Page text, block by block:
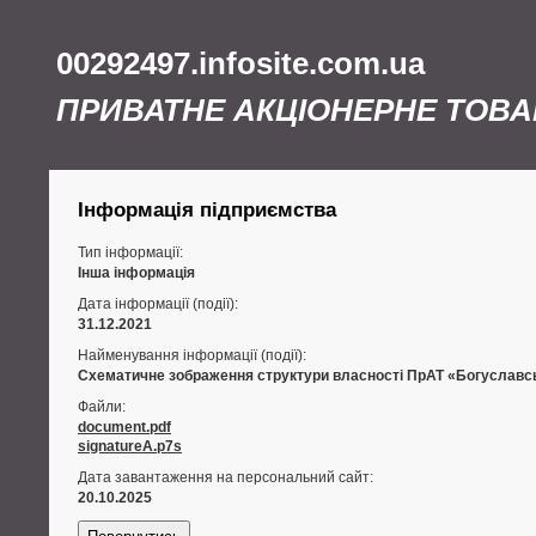
00292497.infosite.com.ua
ПРИВАТНЕ АКЦІОНЕРНЕ
Інформація підприємства
Тип інформації:
Інша інформація
Дата інформації (події):
31.12.2021
Найменування інформації (події):
Схематичне зображення структури власності ПрАТ
Файли:
document.pdf
signatureA.p7s
Дата завантаження на персональний сайт:
20.10.2025